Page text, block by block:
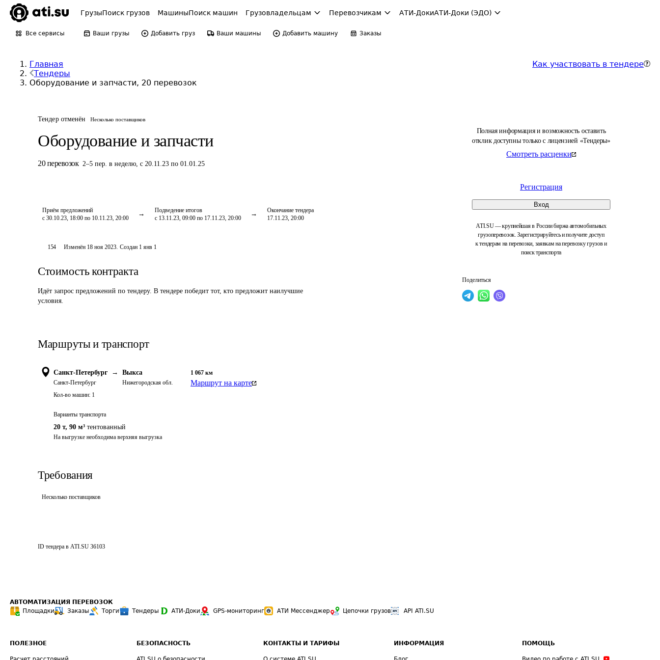
ГрузыПоиск грузов МашиныПоиск машин Грузовладельцам Перевозчикам АТИ-ДокиАТИ-Доки (ЭДО)
Все сервисы Ваши грузы Добавить груз Ваши машины Добавить машину Заказы
Главная
Тендеры
Оборудование и запчасти, 20 перевозок
Как участвовать в тендере
Тендер отменён Несколько поставщиков
Оборудование и запчасти
20 перевозок 2–5 пер. в неделю, с 20.11.23 по 01.01.25
Приём предложений
с 30.10.23, 18:00 по 10.11.23, 20:00
Подведение итогов
с 13.11.23, 09:00 по 17.11.23, 20:00
Окончание тендера
17.11.23, 20:00
Полная информация и возможность оставить
отклик доступны только с лицензией «Тендеры»
Смотреть расценки
Регистрация
Вход
ATI.SU — крупнейшая в России биржа автомобильных
грузоперевозок. Зарегистрируйтесь и получите доступ
к тендерам на перевозки, заявкам на перевозку грузов и
поиск транспорта
Поделиться
154 Изменён 18 ноя 2023. Создан 1 янв 1
Стоимость контракта
Идёт запрос предложений по тендеру. В тендере победит тот, кто предложит наилучшие
условия.
Маршруты и транспорт
Санкт-Петербург →
Санкт-Петербург
Выкса
Нижегородская обл.
1 067 км
Маршрут на карте
Кол-во машин: 1
Варианты транспорта
20 т, 90 м³ тентованный
На выгрузке необходима верхняя выгрузка
Требования
Несколько поставщиков
ID тендера в ATI.SU 36103
АВТОМАТИЗАЦИЯ ПЕРЕВОЗОК
Площадки
Заказы Торги Тендеры АТИ-Доки GPS-мониторинг АТИ Мессенджер Цепочки грузов API ATI.SU
ПОЛЕЗНОЕ БЕЗОПАСНОСТЬ КОНТАКТЫ И ТАРИФЫ ИНФОРМАЦИЯ ПОМОЩЬ